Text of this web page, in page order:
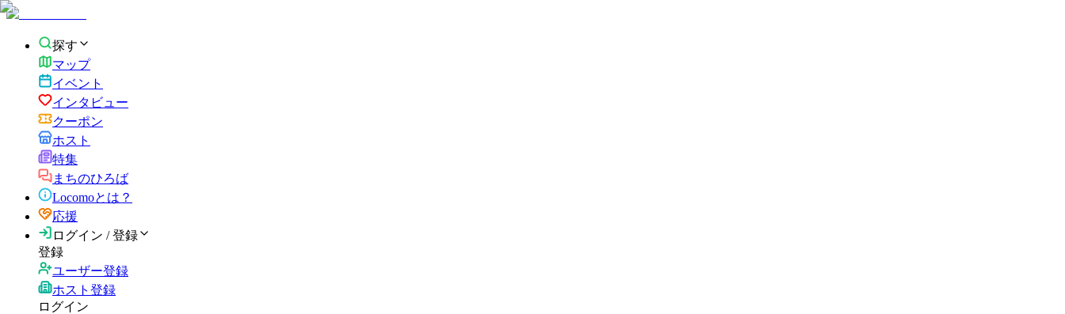
探す
マップ
イベント
インタビュー
クーポン
ホスト
特集
まちのひろば
Locomoとは？
応援
ログイン / 登録
登録
ユーザー登録
ホスト登録
ログイン